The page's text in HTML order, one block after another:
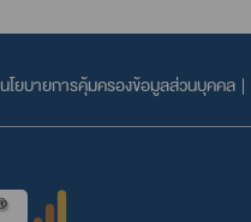
นโยบายการคุ้มครองข้อมูลส่วนบุคคล |